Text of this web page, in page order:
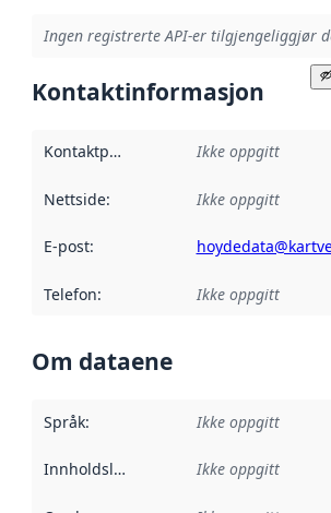
Ingen registrerte API-er tilgjengeliggjør
Kontaktinformasjon
Kontaktpunkt Ikke oppgitt
Nettside: Ikke oppgitt
E-post:
Telefon: Ikke oppgitt
Om dataene
Språk: Ikke oppgitt
Innholdsleverandører :
Ikke oppgitt